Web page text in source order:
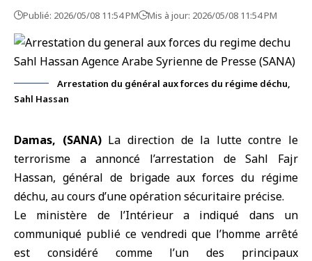
Publié: 2026/05/08 11:54 PM Mis à jour: 2026/05/08 11:54 PM
Arrestation du général aux forces du régime déchu,
Sahl Hassan
Damas, (SANA)La direction de la lutte contre le
terrorisme a annoncé l’arrestation de Sahl Fajr
Hassan, général de brigade aux forces du régime
déchu, au cours d’une opération sécuritaire précise.
Le ministère de l’Intérieur a indiqué dans un
communiqué publié ce vendredi que l’homme arrêté
est considéré comme l’un des principaux